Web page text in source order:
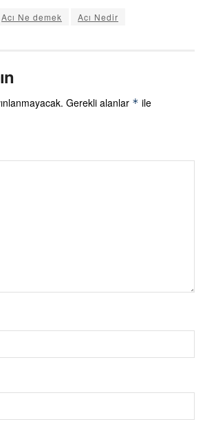
Acı Ne demek Acı Nedir
Gerekli alanlar * ile